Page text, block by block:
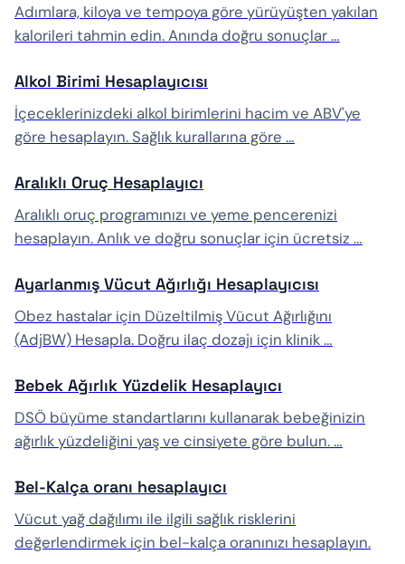
Adımlara, kiloya ve tempoya göre yürüyüşten yakılan
kalorileri tahmin edin. Anında doğru sonuçlar …
Alkol Birimi Hesaplayıcısı
İçeceklerinizdeki alkol birimlerini hacim ve ABV'ye
göre hesaplayın. Sağlık kurallarına göre …
Aralıklı Oruç Hesaplayıcı
Aralıklı oruç programınızı ve yeme pencerenizi
hesaplayın. Anlık ve doğru sonuçlar için ücretsiz …
Ayarlanmış Vücut Ağırlığı Hesaplayıcısı
Obez hastalar için Düzeltilmiş Vücut Ağırlığını
(AdjBW) Hesapla. Doğru ilaç dozajı için klinik …
Bebek Ağırlık Yüzdelik Hesaplayıcı
DSÖ büyüme standartlarını kullanarak bebeğinizin
ağırlık yüzdeliğini yaş ve cinsiyete göre bulun. …
Bel-Kalça oranı hesaplayıcı
Vücut yağ dağılımı ile ilgili sağlık risklerini
değerlendirmek için bel-kalça oranınızı hesaplayın.